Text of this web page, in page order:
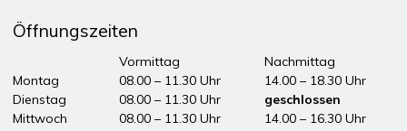
Öffnungszeiten
Öffnungszeiten Vormittag
Vormittag
Nachmittag
Montag
08.00 – 11.30 Uhr
14.00 – 18.30 Uhr
Dienstag
08.00 – 11.30 Uhr
geschlossen
Mittwoch
08.00 – 11.30 Uhr
14.00 – 16.30 Uhr